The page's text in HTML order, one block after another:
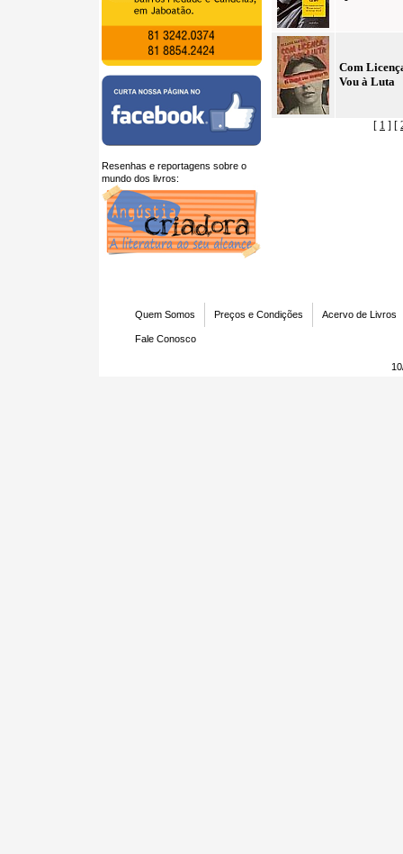
Resenhas e reportagens sobre o
mundo dos livros:
Com
Vou à Luta
[ 1 ] [
Quem Somos Preços e Condições Acervo de Livros
Fale Conosco